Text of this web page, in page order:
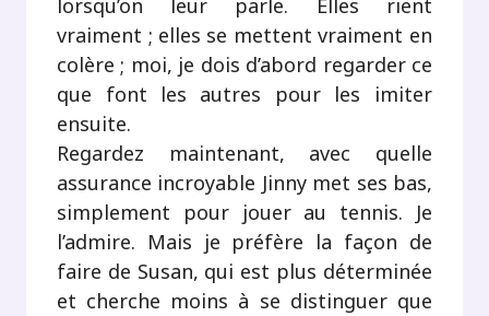
lorsqu’on leur parle. Elles rient
vraiment ; elles se mettent vraiment en
colère ; moi, je dois d’abord regarder ce
que font les autres pour les imiter
ensuite.
Regardez maintenant, avec quelle
assurance incroyable Jinny met ses bas,
simplement pour jouer au tennis. Je
l’admire. Mais je préfère la façon de
faire de Susan, qui est plus déterminée
et cherche moins à se distinguer que